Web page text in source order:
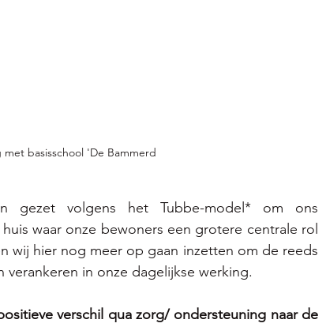
met basisschool 'De Bammerd
gezet volgens het Tubbe-model* om ons
waar onze bewoners een grotere centrale rol
wij hier nog meer op gaan inzetten om de reeds
in onze dagelijkse werking.
verschil qua zorg/ ondersteuning naar de